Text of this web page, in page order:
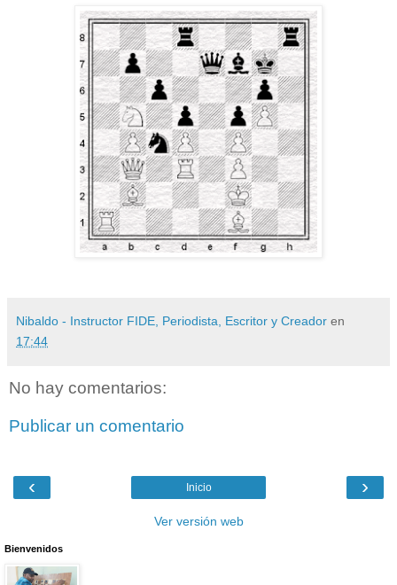
Nibaldo - Instructor FIDE, Periodista, Escritor y Creador en
17:44
No hay comentarios:
Publicar un comentario
‹ ›
Inicio
Ver versión web
Bienvenidos